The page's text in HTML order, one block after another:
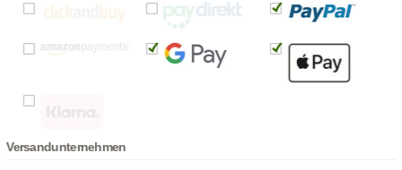
Versandunternehmen